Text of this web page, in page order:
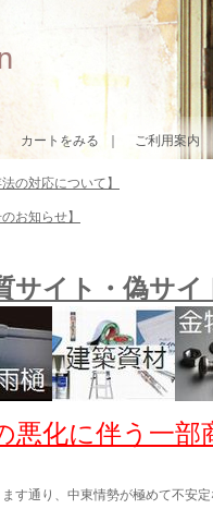
カートをみる ご利用案内
の対応について】
お知らせ】
サイト・偽サ
悪化に伴う一
す通り、中東情勢が極めて不安